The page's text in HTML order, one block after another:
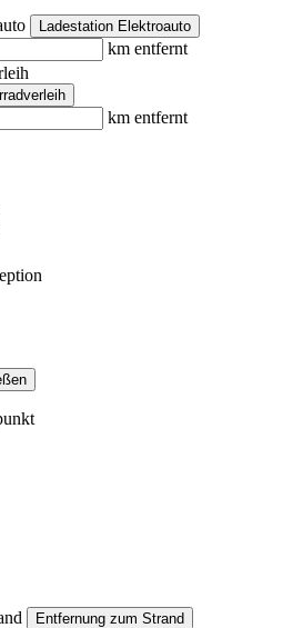
Ladestation Elektroauto
km entfernt
km entfernt
Entfernung zum Strand